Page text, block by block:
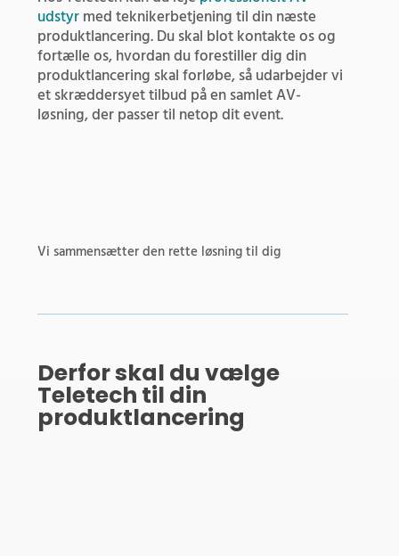
udstyrmed teknikerbetjening til din næste
produktlancering. Du skal blot kontakte os og
fortælle os, hvordan du forestiller dig din
produktlancering skal forløbe, så udarbejder vi
et skræddersyet tilbud på en samlet AV-
løsning, der passer til netop dit event.
Vi sammensætter den rette løsning til dig
Derfor skal du vælge
Teletech til din
produktlancering